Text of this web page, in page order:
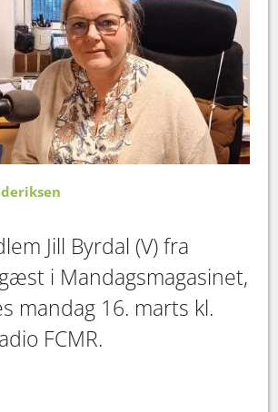
Jill Byrdal (V) fra
i Mandagsmagasinet,
mandag 16. marts kl.
FCMR.